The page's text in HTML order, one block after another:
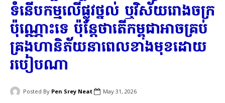
ទំនើបកម្មលើផ្លូវថ្នល់ ឬវិស័យរោងចក្រ
ប៉ុណ្ណោះទេ ប៉ុន្តែថាតើកម្ពុជាអាចគ្រប់
គ្រងហានិភ័យនាពេលខាងមុខដោយ
របៀបណា
Posted By Pen Srey Neat May 31, 2026